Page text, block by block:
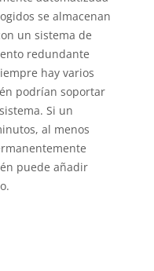
se almacenan
un sistema de
redundante
hay varios
podrían soportar
Si un
al menos
puede añadir